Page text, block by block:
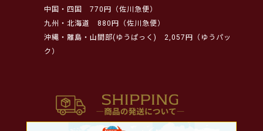
中国・四国
770円（佐川急便）
九州・北海道
880円（佐川急便）
沖縄・離島・山間部(ゆうぱっく)
2,057円（ゆうパッ
ク）